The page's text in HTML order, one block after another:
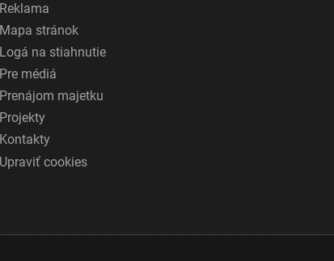
Reklama
Mapa stránok
Logá na stiahnutie
Pre médiá
Prenájom majetku
Projekty
Kontakty
Upraviť cookies